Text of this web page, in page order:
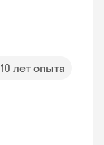
10 лет опыта